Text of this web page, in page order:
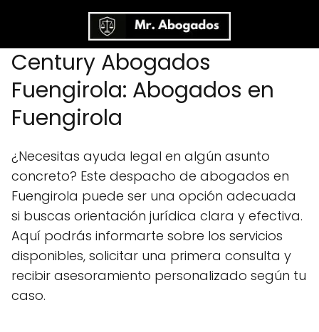
Century Abogados
Fuengirola: Abogados en
Fuengirola
¿Necesitas ayuda legal en algún asunto
concreto? Este despacho de abogados en
Fuengirola puede ser una opción adecuada
si buscas orientación jurídica clara y efectiva.
Aquí podrás informarte sobre los servicios
disponibles, solicitar una primera consulta y
recibir asesoramiento personalizado según tu
caso.